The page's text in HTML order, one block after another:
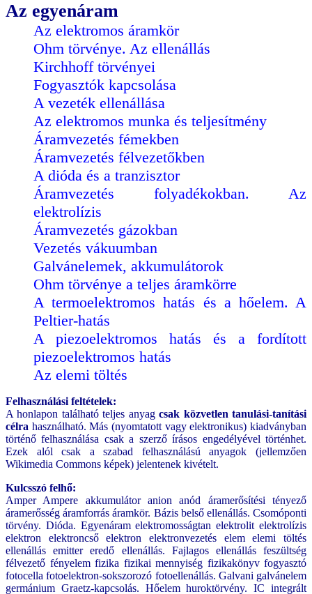
Az egyenáram
Az elektromos áramkör
Ohm törvénye. Az ellenállás
Kirchhoff törvényei
Fogyasztók kapcsolása
A vezeték ellenállása
Az elektromos munka és teljesítmény
Áramvezetés fémekben
Áramvezetés félvezetőkben
A dióda és a tranzisztor
Áramvezetés folyadékokban. Az
elektrolízis
Áramvezetés gázokban
Vezetés vákuumban
Galvánelemek, akkumulátorok
Ohm törvénye a teljes áramkörre
A termoelektromos hatás és a hőelem. A
Peltier-hatás
A piezoelektromos hatás és a fordított
piezoelektromos hatás
Az elemi töltés
Felhasználási feltételek:
A honlapon található teljes anyagcsak közvetlen tanulási-tanítási
célra használható. Más (nyomtatott vagy elektronikus) kiadványban
történő felhasználása csak a szerző írásos engedélyével történhet.
Ezek alól csak a szabad felhasználású anyagok (jellemzően
Wikimedia Commons képek) jelentenek kivételt.
Kulcsszó felhő:
Amper Ampere akkumulátor anion anód áramerősítési tényező
áramerősség áramforrás áramkör. Bázis belső ellenállás. Csomóponti
törvény. Dióda. Egyenáram elektromosságtan elektrolit elektrolízis
elektron elektroncső elektron elektronvezetés elem elemi töltés
ellenállás emitter eredő ellenállás. Fajlagos ellenállás feszültség
félvezető fényelem fizika fizikai mennyiség fizikakönyv fogyasztó
fotocella fotoelektron-sokszorozó fotoellenállás. Galvani galvánelem
germánium Graetz-kapcsolás. Hőelem huroktörvény. IC integrált